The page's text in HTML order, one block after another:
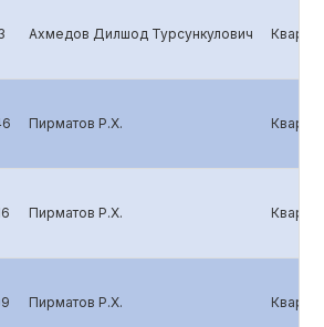
Ахмедов Дилшод Турсункулович
Пирматов Р.Х.
Пирматов Р.Х.
Пирматов Р.Х.